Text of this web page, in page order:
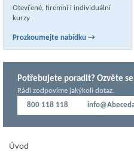
Otevřené, firemní i individuální
kurzy
Prozkoumejte nabídku →
Potřebujete poradit? Ozvěte
Rádi zodpovíme jakýkoli dotaz.
800 118 118
Úvod